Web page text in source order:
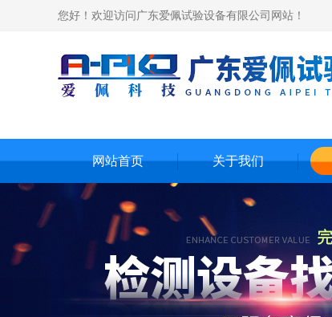
您好！欢迎访问广东爱佩试验设备有限公司网站！
网站首页 关于我们